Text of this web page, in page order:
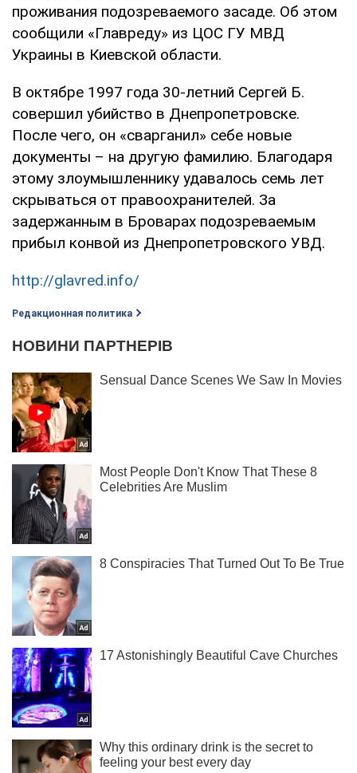
проживания подозреваемого засаде. Об этом
сообщили «Главреду» из ЦОС ГУ МВД
Украины в Киевской области.
В октябре 1997 года 30-летний Сергей Б.
совершил убийство в Днепропетровске.
После чего, он «сварганил» себе новые
документы – на другую фамилию. Благодаря
этому злоумышленнику удавалось семь лет
скрываться от правоохранителей. За
задержанным в Броварах подозреваемым
прибыл конвой из Днепропетровского УВД.
http://glavred.info/
Редакционная политика